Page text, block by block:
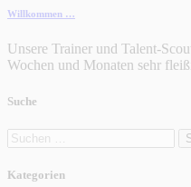
Willkommen …
Unsere Trainer und Talent-
Wochen und Monaten sehr
Suche
Suchen
nach:
Kategorien